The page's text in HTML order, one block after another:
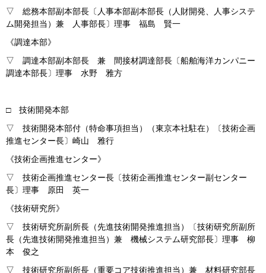
▽ 総務本部副本部長〔人事本部副本部長（人財開発、人事システ
ム開発担当）兼 人事部長〕理事 福島 賢一
《調達本部》
▽ 調達本部副本部長 兼 間接材調達部長〔船舶海洋カンパニー
調達本部長〕理事 水野 雅方
□ 技術開発本部
▽ 技術開発本部付（特命事項担当）（東京本社駐在）〔技術企画
推進センター長〕崎山 雅行
《技術企画推進センター》
▽ 技術企画推進センター長〔技術企画推進センター副センター
長〕理事 原田 英一
《技術研究所》
▽ 技術研究所副所長（先進技術開発推進担当）〔技術研究所副所
長（先進技術開発推進担当）兼 機械システム研究部長〕理事 柳
本 俊之
▽ 技術研究所副所長（重要コア技術推進担当）兼 材料研究部長